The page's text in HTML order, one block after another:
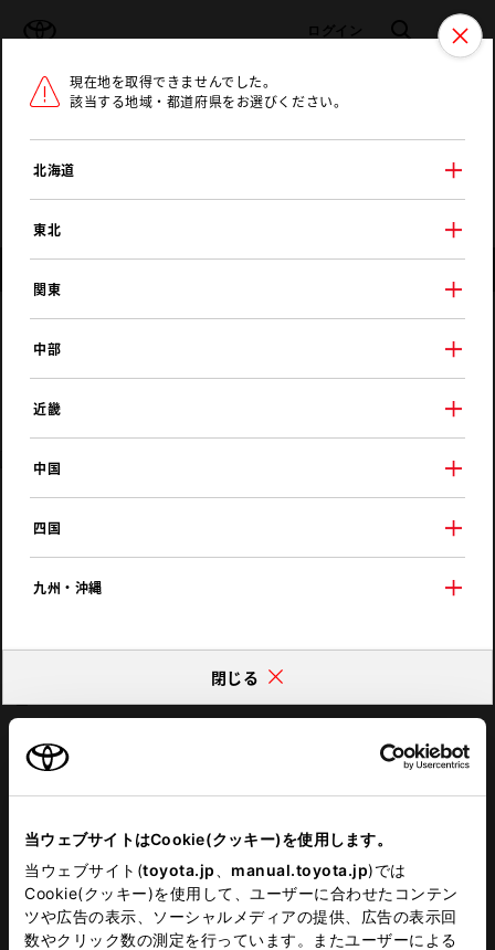
当ウェブサイトはCookie(クッキー)を使用します。
当ウェブサイト(toyota.jp manual.toyota.jp)では
Cookie(クッキー)を使用して、ユーザーに合わせたコンテン
ツや広告の表示、ソーシャルメディアの提供、広告の表示回
数やクリック数の測定を行っています。またユーザーによる
ログイン 検索 メニュ
ラインアップ オーナーサポート
現在地を取得できませんでした。
該当する地域・都道府県をお選びください。
北海道
東北
関東
中部
近畿
中国
四国
九州・沖縄
閉じる
トヨタ認定中古車 メニュー
佐賀トヨペット
T′s FACTORY【オンライン相談店舗】
住所 〒845-0033 佐賀県小城市三日月町樋口585番1
電話番号
090-7543-2640
営業時間 00::0～00::0
施設情報・サービス